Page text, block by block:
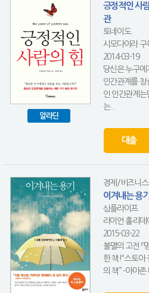
알라딘
긍정적인 사
관
토네이도
시모다이라 구
2014-03-19
당신은 누구
인간관계를 창
인 인간관계
는...
대출
경제/비즈니스
이겨내는 용
심플라이프
라이언 홀리데
2015-03-22
불멸의 고전 『
한 책!“스토아
의 책” -아마존